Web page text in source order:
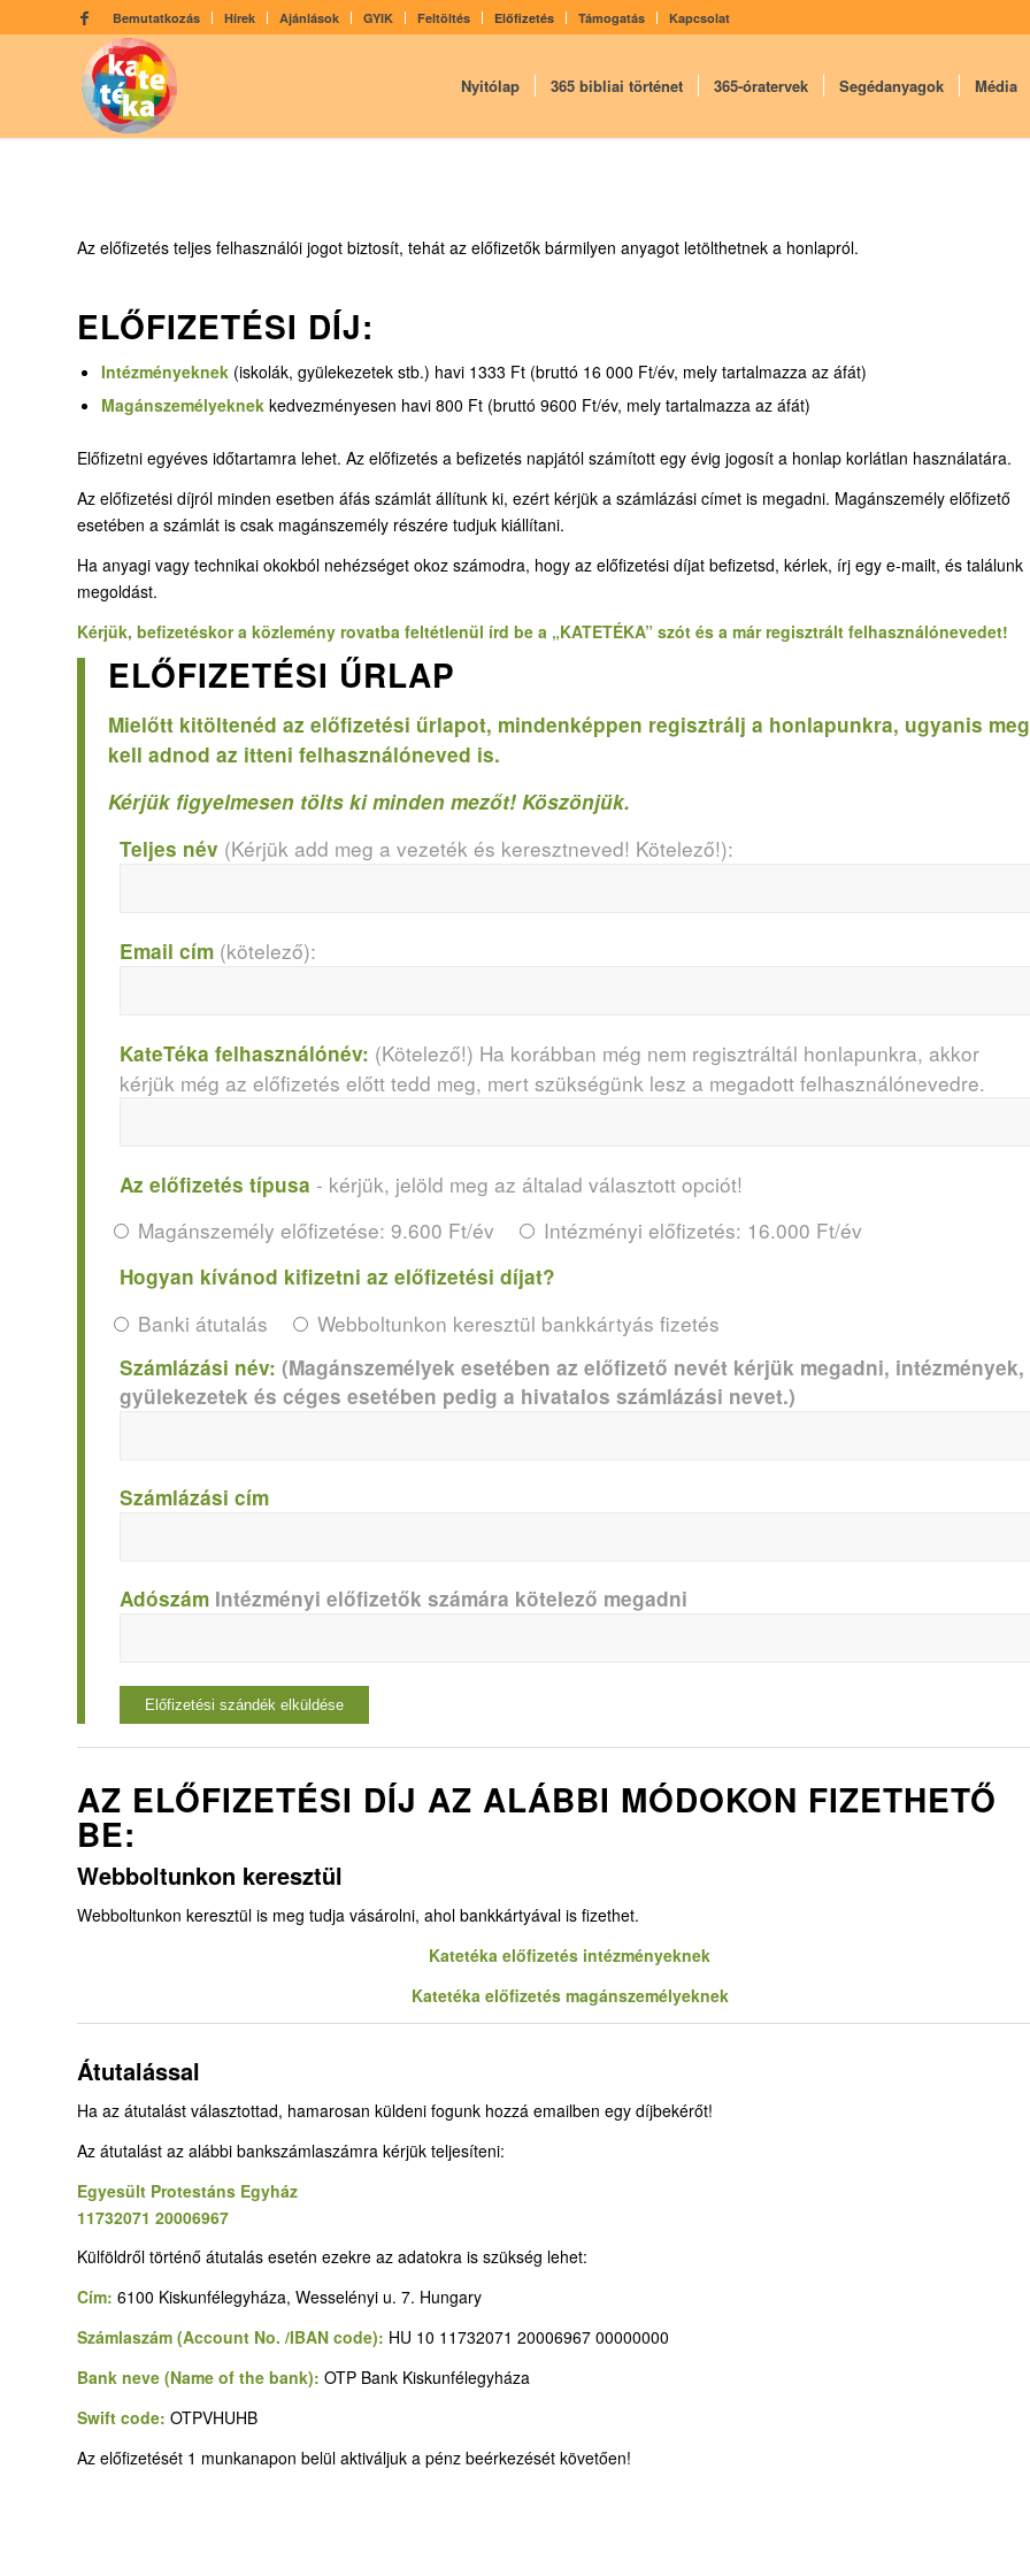
Bemutatkozás Hírek Ajánlások GYIK Feltöltés Előfizetés Támogatás Kapcsolat
Nyitólap 365 bibliai történet 365-óratervek Segédanyagok Média
Az előfizetés teljes felhasználói jogot biztosít, tehát az előfizetők bármilyen anyagot letölthetnek a honlapról.
ELŐFIZETÉSI DÍJ:
Intézményeknek (iskolák, gyülekezetek stb.) havi 1333 Ft (bruttó 16 000 Ft/év, mely tartalmazza az áfát)
Magánszemélyeknek kedvezményesen havi 800 Ft (bruttó 9600 Ft/év, mely tartalmazza az áfát)
Előfizetni egyéves időtartamra lehet. Az előfizetés a befizetés napjától számított egy évig jogosít a honlap korlátlan használatára.
Az előfizetési díjról minden esetben áfás számlát állítunk ki, ezért kérjük a számlázási címet is megadni. Magánszemély előfizető
esetében a számlát is csak magánszemély részére tudjuk kiállítani.
Ha anyagi vagy technikai okokból nehézséget okoz számodra, hogy az előfizetési díjat befizetsd, kérlek, írj egy e-mailt, és találunk
megoldást.
Kérjük, befizetéskor a közlemény rovatba feltétlenül írd be a „KATETÉKA” szót és a már regisztrált felhasználónevedet!
ELŐFIZETÉSI ŰRLAP
Mielőtt kitöltenéd az előfizetési űrlapot, mindenképpen regisztrálj a honlapunkra, ugyanis meg
kell adnod az itteni felhasználóneved is.
Kérjük figyelmesen tölts ki minden mezőt! Köszönjük.
Teljes név (Kérjük add meg a vezeték és keresztneved! Kötelező!):
Email cím (kötelező):
KateTéka felhasználónév: (Kötelező!) Ha korábban még nem regisztráltál honlapunkra, akkor
kérjük még az előfizetés előtt tedd meg, mert szükségünk lesz a megadott felhasználónevedre.
Az előfizetés típusa - kérjük, jelöld meg az általad választott opciót!
Magánszemély előfizetése: 9.600 Ft/év
Intézményi előfizetés: 16.000 Ft/év
Hogyan kívánod kifizetni az előfizetési díjat?
Banki átutalás Webboltunkon keresztül bankkártyás fizetés
Számlázási név: (Magánszemélyek esetében az előfizető nevét kérjük megadni, intézmények,
gyülekezetek és céges esetében pedig a hivatalos számlázási nevet.)
Számlázási cím
Adószám Intézményi előfizetők számára kötelező megadni
AZ ELŐFIZETÉSI DÍJ AZ ALÁBBI MÓDOKON FIZETHETŐ
BE:
Webboltunkon keresztül
Webboltunkon keresztül is meg tudja vásárolni, ahol bankkártyával is fizethet.
Katetéka előfizetés intézményeknek
Katetéka előfizetés magánszemélyeknek
Átutalással
Ha az átutalást választottad, hamarosan küldeni fogunk hozzá emailben egy díjbekérőt!
Az átutalást az alábbi bankszámlaszámra kérjük teljesíteni:
Egyesült Protestáns Egyház
11732071 20006967
Külföldről történő átutalás esetén ezekre az adatokra is szükség lehet:
Cím: 6100 Kiskunfélegyháza, Wesselényi u. 7. Hungary
Számlaszám (Account No. /IBAN code): HU 10 11732071 20006967 00000000
Bank neve (Name of the bank): OTP Bank Kiskunfélegyháza
Swift code: OTPVHUHB
Az előfizetését 1 munkanapon belül aktiváljuk a pénz beérkezését követően!